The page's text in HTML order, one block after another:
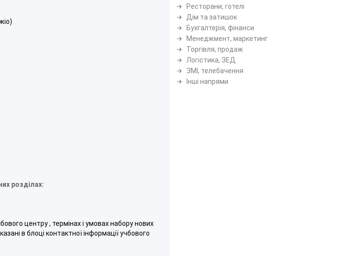
розділах:
центру , термінах і умовах набору нових
в блоці контактної інформації учбового
Ресторани, готелі
Дім та затишок
Бухгалтерія, фінанси
Менеджмент, маркетинг
Торгівля, продаж
Логістика, ЗЕД
ЗМІ, телебачення
Інші напрями